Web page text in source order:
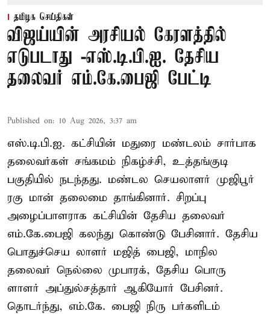
தமிழக செய்திகள்
விஜய்யின் அரசியல் கேரளத்தில்
எடுபடாது -எஸ்.டி.பி.ஐ. தேசிய
தலைவர் எம்.கே.பைஜி பேட்டி
Published on: 10 Aug 2026, 3:37 am
எஸ்.டி.பி.ஐ. கட்சியின் மதுரை மண்டலம் சார்பாக
தலைவர்கள் சங்கமம் நிகழ்ச்சி, உத்தங்குடி
பகுதியில் நடந்தது. மண்டல செயலாளர் முஜிபூர்
ரகு மான் தலைமை தாங்கினார். சிறப்பு
அழைப்பாளராக கட்சியின் தேசிய தலைவர்
எம்.கே.பைஜி கலந்து கொண்டு பேசினார். தேசிய
பொதுச்செய லாளர் மஜித் பைஜி, மாநில
தலைவர் நெல்லை முபாரக், தேசிய பொரு
ளாளர் அப்துல்சத்தார் ஆகியோர் பேசினர்.
தொடர்ந்து, எம்.கே. பைஜி நிரு பர்களிடம்